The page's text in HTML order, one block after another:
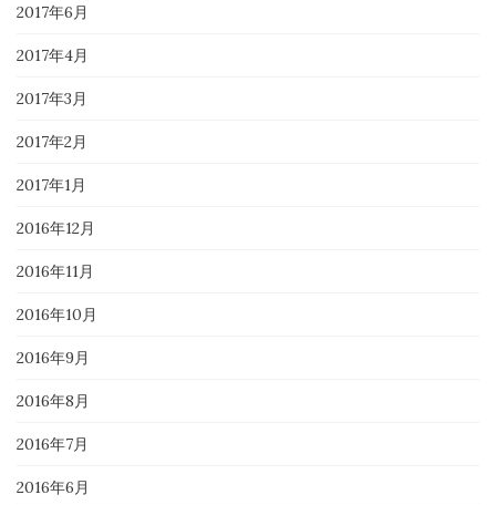
2017年6月
2017年4月
2017年3月
2017年2月
2017年1月
2016年12月
2016年11月
2016年10月
2016年9月
2016年8月
2016年7月
2016年6月